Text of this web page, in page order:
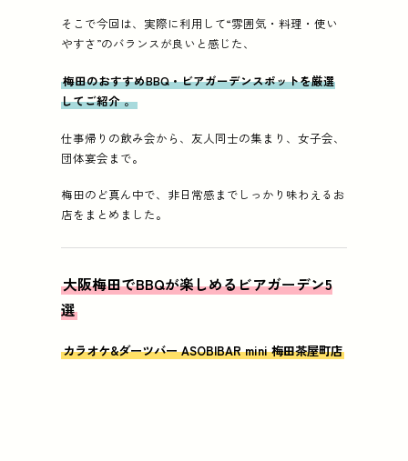
そこで今回は、実際に利用して“雰囲気・料理・使い
やすさ”のバランスが良いと感じた、
梅田のおすすめBBQ・ビアガーデンスポットを厳選
してご紹介 。
仕事帰りの飲み会から、友人同士の集まり、女子会、
団体宴会まで。
梅田のど真ん中で、非日常感までしっかり味わえるお
店をまとめました。
大阪梅田でBBQが楽しめるビアガーデン5
選
カラオケ&ダーツバー ASOBIBAR mini 梅田茶屋町店